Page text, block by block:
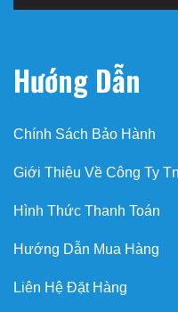
Hướng Dẫn
Chính Sách Bảo Hành
Giới Thiệu Về Công Ty
Hình Thức Thanh Toán
Hướng Dẫn Mua Hàng
Liên Hệ Đặt Hàng